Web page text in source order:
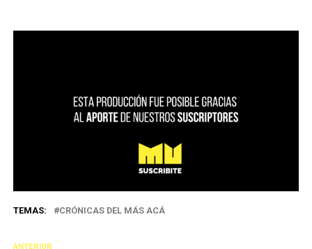
TEMAS: CRÓNICAS DEL MÁS ACÁ
ANTERIOR